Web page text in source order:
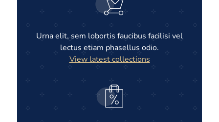
Urna elit, sem lobortis faucibus facilisi vel
lectus etiam phasellus odio.
View latest collections